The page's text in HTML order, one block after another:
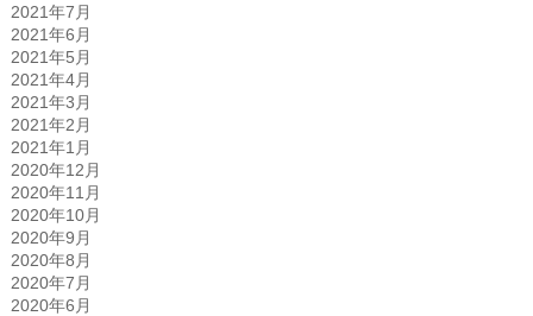
2021年7月
2021年6月
2021年5月
2021年4月
2021年3月
2021年2月
2021年1月
2020年12月
2020年11月
2020年10月
2020年9月
2020年8月
2020年7月
2020年6月